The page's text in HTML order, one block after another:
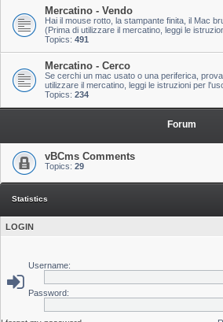
Mercatino - Vendo
Hai il mouse rotto, la stampante finita, il Mac
(Prima di utilizzare il mercatino, leggi le
Topics: 491
Mercatino - Cerco
Se cerchi un mac usato o una periferica,
utilizzare il mercatino, leggi le istruzioni per
Topics: 234
Forum
vBCms Comments
Topics: 29
Statistics
LOGIN
Username:
Password: